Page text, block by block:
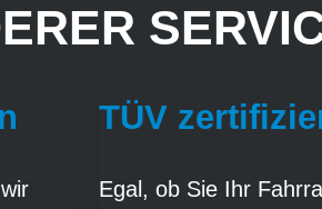
TÜV
Egal, ob Sie Ihr